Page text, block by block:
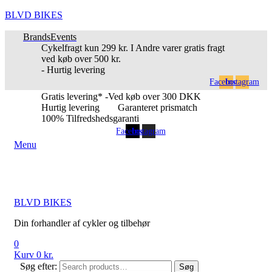
BLVD BIKES
BrandsEvents
Cykelfragt kun 299 kr. I Andre varer gratis fragt
ved køb over 500 kr.
- Hurtig levering
FacebookInstagram
Gratis levering* -Ved køb over 300 DKK
Hurtig levering
Garanteret prismatch
100% Tilfredshedsgaranti
FacebookInstagram
Menu
BLVD BIKES
Din forhandler af cykler og tilbehør
0
Kurv 0 kr.
Søg efter:
Søg